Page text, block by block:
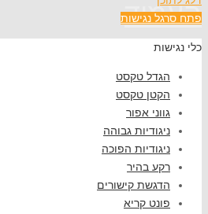
נגישות
טקסט
טקסט
אפור
גבוהה
הפוכה
בהיר
קישורים
קריא